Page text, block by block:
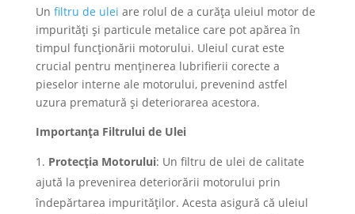
Un filtru de ulei are rolul de a curăța uleiul motor de
impurități și particule metalice care pot apărea în
timpul funcționării motorului. Uleiul curat este
crucial pentru menținerea lubrifierii corecte a
pieselor interne ale motorului, prevenind astfel
uzura prematură și deteriorarea acestora.
Importanța Filtrului de Ulei
Protecția Motorului: Un filtru de ulei de calitate
ajută la prevenirea deteriorării motorului prin
îndepărtarea impurităților. Acesta asigură că uleiul